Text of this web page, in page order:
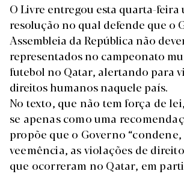
O Livre entregou esta quarta-feira
resolução no qual defende que o
Assembleia da República não
representados no campeonato
futebol no Qatar, alertando para
direitos humanos naquele país.
No texto, que não tem força de
se apenas como uma
propõe que o Governo
veemência, as violações de
que ocorreram no Qatar, em